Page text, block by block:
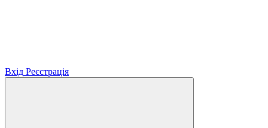
Вхід Реєстрація